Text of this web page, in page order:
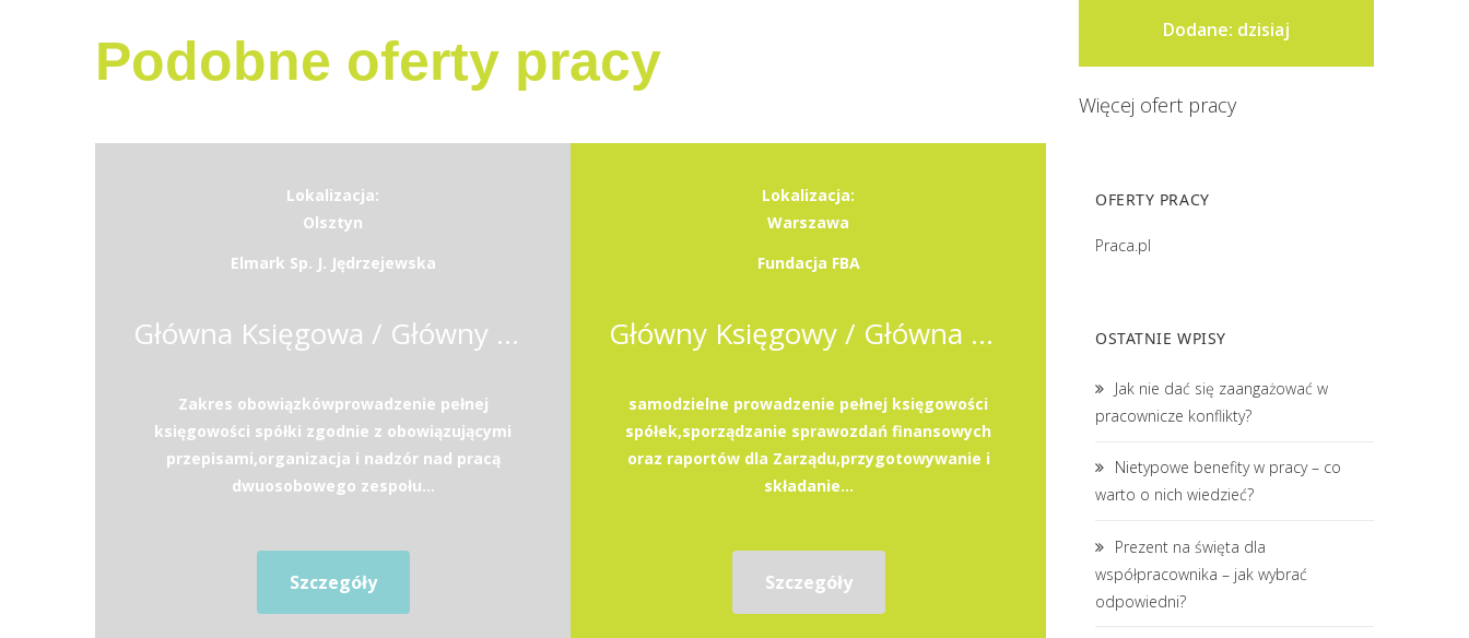
Podobne oferty pracy
Lokalizacja:
Olsztyn
Elmark Sp. J. Jędrzejewska
Główna Księgowa / Główny Księgowy
Zakres obowiązkówprowadzenie pełnej
księgowości spółki zgodnie z obowiązującymi
przepisami,organizacja i nadzór nad pracą
dwuosobowego zespołu...
Szczegóły
Lokalizacja:
Warszawa
Fundacja FBA
Główny Księgowy / Główna księgowa
samodzielne prowadzenie pełnej księgowości
spółek,sporządzanie sprawozdań finansowych
oraz raportów dla Zarządu,przygotowywanie i
składanie...
Szczegóły
grupowego.Przygotowywanie...
Dodane: dzisiaj
Więcej ofert pracy
OFERTY PRACY
Praca.pl
OSTATNIE WPISY
Jak nie dać się zaangażować w
pracownicze konflikty?
Nietypowe benefity w pracy – co
warto o nich wiedzieć?
Prezent na święta dla
współpracownika – jak wybrać
odpowiedni?